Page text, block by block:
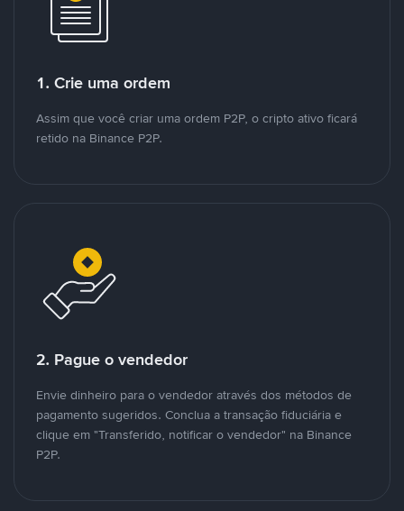
1. Crie uma ordem
Assim que você criar uma ordem P2P, o cripto ativo ficará
retido na Binance P2P.
2. Pague o vendedor
Envie dinheiro para o vendedor através dos métodos de
pagamento sugeridos. Conclua a transação fiduciária e
clique em "Transferido, notificar o vendedor" na Binance
P2P.